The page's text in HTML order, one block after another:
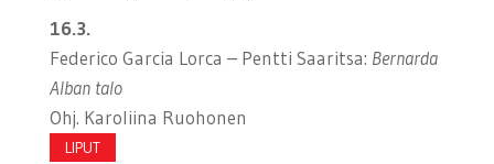
16.3.
Federico Garcia Lorca – Pentti Saaritsa: Bernarda
Alban talo
Ohj. Karoliina Ruohonen
LIPUT